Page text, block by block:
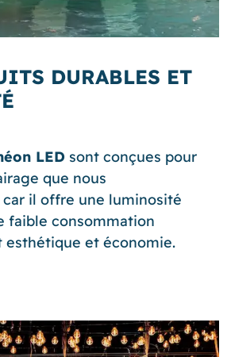
DURABLES ET
LED sont conçues pour
que nous
il offre une luminosité
faible consommation
esthétique et économie.